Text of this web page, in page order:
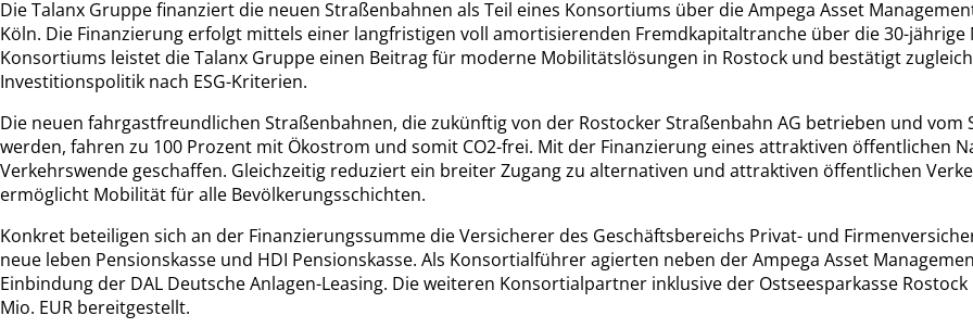
Die Talanx Gruppe finanziert die neuen Straßenbahnen als Teil eines Konsortiums über die Ampega Asset
Köln. Die Finanzierung erfolgt mittels einer langfristigen voll amortisierenden Fremdkapitaltranche über die 30-
Konsortiums leistet die Talanx Gruppe einen Beitrag für moderne Mobilitätslösungen in Rostock und bestätigt
Investitionspolitik nach ESG-Kriterien.
Die neuen fahrgastfreundlichen Straßenbahnen, die zukünftig von der Rostocker Straßenbahn AG betrieben und
werden, fahren zu 100 Prozent mit Ökostrom und somit CO2-frei. Mit der Finanzierung eines attraktiven öffentlichen
Verkehrswende geschaffen. Gleichzeitig reduziert ein breiter Zugang zu alternativen und attraktiven öffentlichen
ermöglicht Mobilität für alle Bevölkerungsschichten.
Konkret beteiligen sich an der Finanzierungssumme die Versicherer des Geschäftsbereichs Privat- und
neue leben Pensionskasse und HDI Pensionskasse. Als Konsortialführer agierten neben der Ampega Asset
Einbindung der DAL Deutsche Anlagen-Leasing. Die weiteren Konsortialpartner inklusive der Ostseesparkasse
Mio. EUR bereitgestellt.